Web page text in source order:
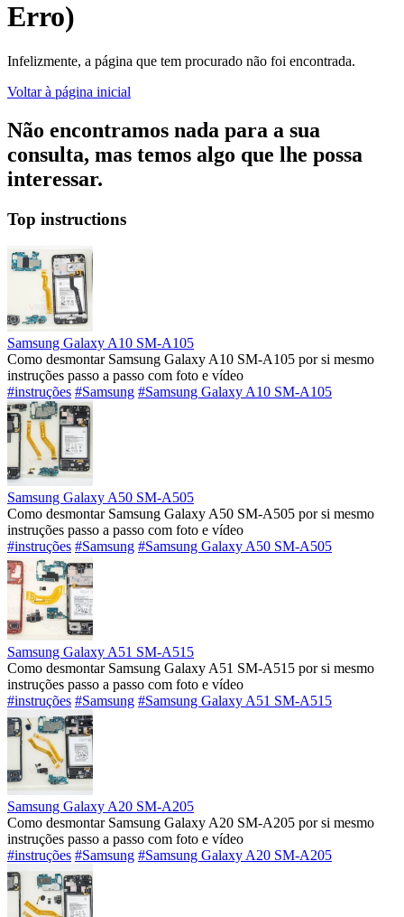
Erro)
Infelizmente, a página que tem procurado não foi encontrada.
Voltar à página inicial
Não encontramos nada para a sua
consulta, mas temos algo que lhe possa
interessar.
Top instructions
Samsung Galaxy A10 SM-A105
Como desmontar Samsung Galaxy A10 SM-A105 por si mesmo
instruções passo a passo com foto e vídeo
#instruções #Samsung #Samsung Galaxy A10 SM-A105
Samsung Galaxy A50 SM-A505
Como desmontar Samsung Galaxy A50 SM-A505 por si mesmo
instruções passo a passo com foto e vídeo
#instruções #Samsung #Samsung Galaxy A50 SM-A505
Samsung Galaxy A51 SM-A515
Como desmontar Samsung Galaxy A51 SM-A515 por si mesmo
instruções passo a passo com foto e vídeo
#instruções #Samsung #Samsung Galaxy A51 SM-A515
Samsung Galaxy A20 SM-A205
Como desmontar Samsung Galaxy A20 SM-A205 por si mesmo
instruções passo a passo com foto e vídeo
#instruções #Samsung #Samsung Galaxy A20 SM-A205